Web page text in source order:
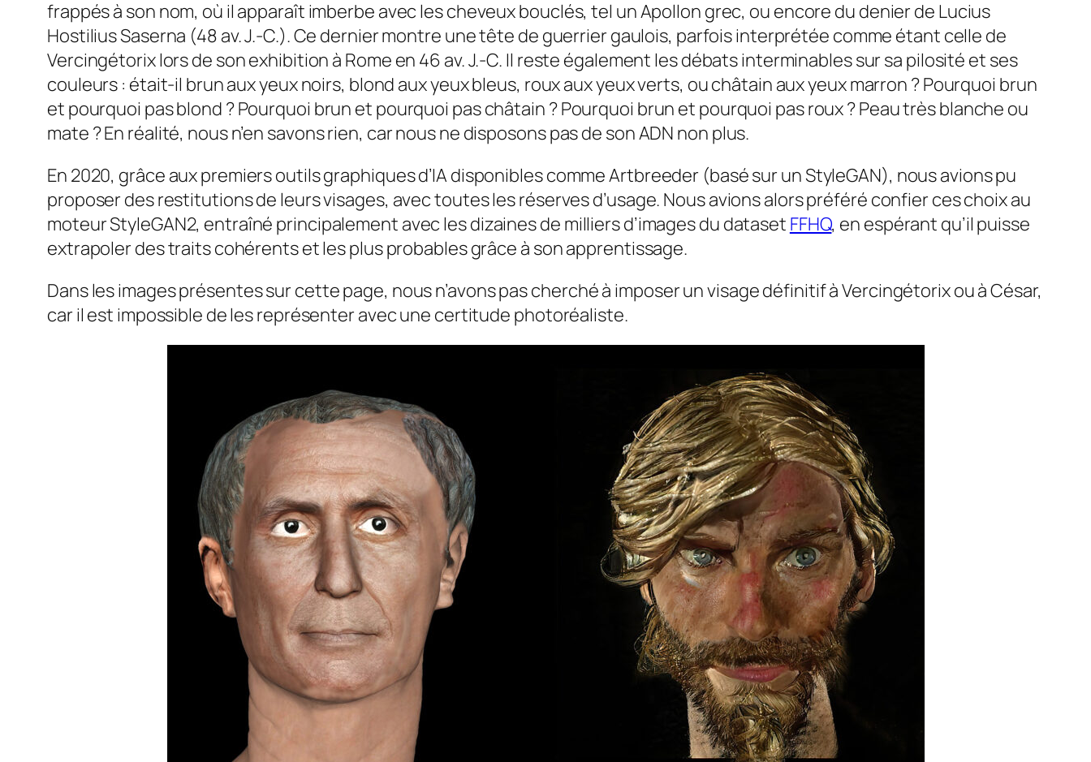
frappés à son nom, où il apparaît imberbe avec les cheveux bouclés, tel un Apollon grec, ou encore du denier de Lucius
Hostilius Saserna (48 av. J.-C.). Ce dernier montre une tête de guerrier gaulois, parfois interprétée comme étant celle de
Vercingétorix lors de son exhibition à Rome en 46 av. J.-C. Il reste également les débats interminables sur sa pilosité et ses
couleurs : était-il brun aux yeux noirs, blond aux yeux bleus, roux aux yeux verts, ou châtain aux yeux marron ? Pourquoi brun
et pourquoi pas blond ? Pourquoi brun et pourquoi pas châtain ? Pourquoi brun et pourquoi pas roux ? Peau très blanche ou
mate ? En réalité, nous n’en savons rien, car nous ne disposons pas de son ADN non plus.
En 2020, grâce aux premiers outils graphiques d’IA disponibles comme Artbreeder (basé sur un StyleGAN), nous avions pu
proposer des restitutions de leurs visages, avec toutes les réserves d’usage. Nous avions alors préféré confier ces choix au
moteur StyleGAN2, entraîné principalement avec les dizaines de milliers d’images du dataset FFHQ, en espérant qu’il puisse
extrapoler des traits cohérents et les plus probables grâce à son apprentissage.
Dans les images présentes sur cette page, nous n’avons pas cherché à imposer un visage définitif à Vercingétorix ou à César,
car il est impossible de les représenter avec une certitude photoréaliste.